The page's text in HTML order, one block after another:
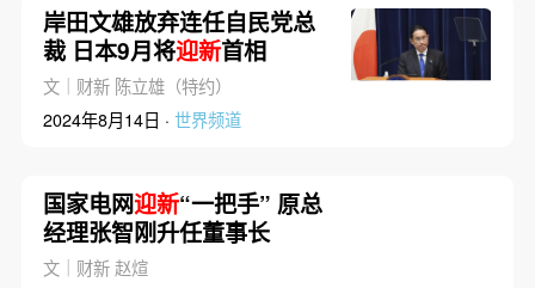
岸田文雄放弃连任自民党总
裁 日本9月将迎新首相
文｜财新 陈立雄（特约）
2024年8月14日 · 世界频道
国家电网迎新“一把手” 原总
经理张智刚升任董事长
文｜财新 赵煊